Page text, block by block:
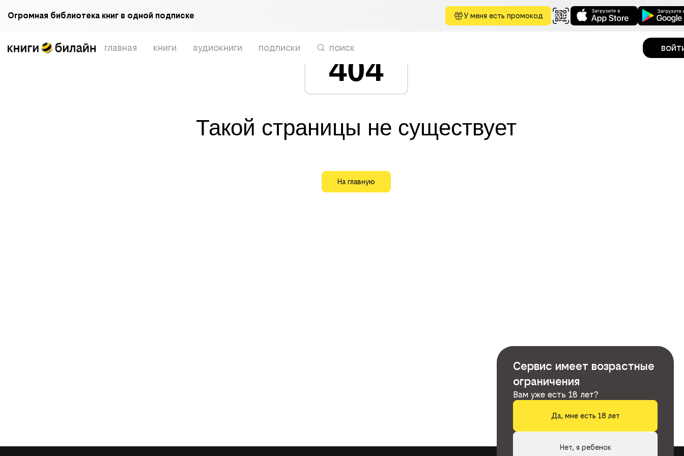
Огромная библиотека книг в одной подписке У меня есть промокод
главная книги аудиокниги подписки поиск
404
Такой страницы не существует
На главную
Сервис имеет возрастные
ограничения
Вам уже есть 18 лет?
Да, мне есть 18 лет
Нет, я ребенок